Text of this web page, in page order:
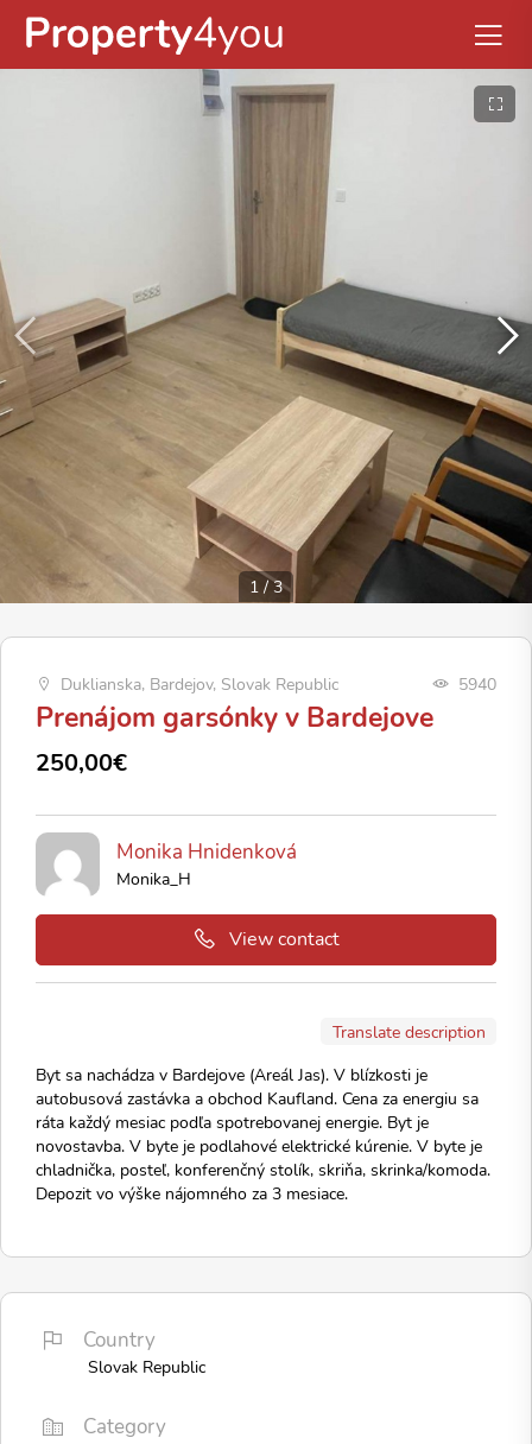
1 /3
Duklianska, Bardejov, Slovak Republic 5940
Prenájom garsónky v Bardejove
250,00€
Monika Hnidenková
Monika_H
View contact
Translate description
Byt sa nachádza v Bardejove (Areál Jas). V blízkosti je
autobusová zastávka a obchod Kaufland. Cena za energiu sa
ráta každý mesiac podľa spotrebovanej energie. Byt je
novostavba. V byte je podlahové elektrické kúrenie. V byte je
chladnička, posteľ, konferenčný stolík, skriňa, skrinka/komoda.
Depozit vo výške nájomného za 3 mesiace.
Country
Slovak Republic
Category